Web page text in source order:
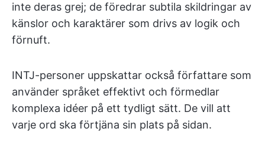
inte deras grej; de föredrar subtila skildringar av
känslor och karaktärer som drivs av logik och
förnuft.
INTJ-personer uppskattar också författare som
använder språket effektivt och förmedlar
komplexa idéer på ett tydligt sätt. De vill att
varje ord ska förtjäna sin plats på sidan.